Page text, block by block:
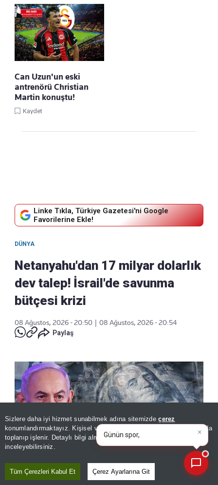
Sizlere daha iyi hizmet sunabilmek adına sitemizdeçerez
konumlandırmaktayız. Kişisel verileriniz, KVKK ve GDPR kapsamında
toplanıp işlenir. Detaylı bilgi almak içinAydınlatma Metnimizi
inceleyebilirsiniz.
Tüm Çerezleri Kabul Et Çerez Ayarlarına Git
Can Uzun'un eski
antrenörü Christian
Martin konuştu!
Kaydet
Linke Tıkla, Türkiye Gazetesi'ni Google
Favorilerine Ekle!
DÜNYA
Netanyahu'dan 17 milyar dolarlık
dev talep! İsrail'de savunma
bütçesi krizi
08 Ağustos, 2026 - 20:50
08 Ağustos, 2026 - 20:54
Paylaş
×
Günün spor, gündem ve
ekonomi gelişmelerini anal